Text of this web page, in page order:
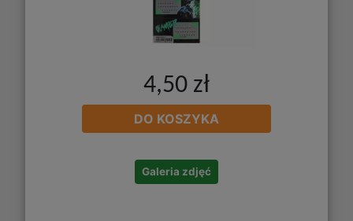
4,50 zł
DO KOSZYKA
Galeria zdjęć